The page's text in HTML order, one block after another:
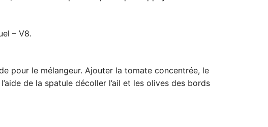
– V8.
pour le mélangeur. Ajouter la tomate concentrée, le
l’aide de la spatule décoller l’ail et les olives des bords